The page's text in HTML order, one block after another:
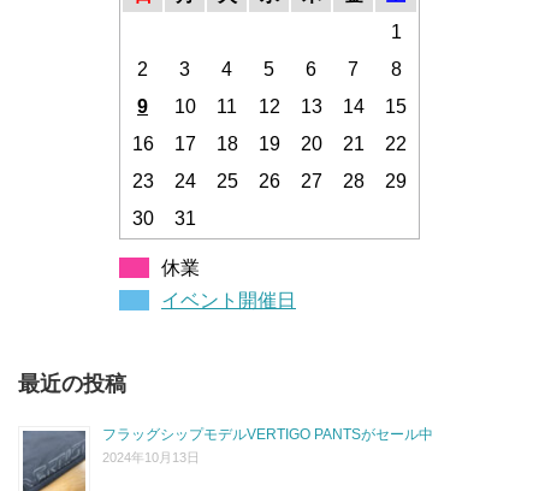
1
2
3 4 5 6 7
8
9
10 11 12 13 14
15
16
17 18 19 20 21
22
23
24 25 26 27 28
29
30
31
休業
イベント開催日
最近の投稿
フラッグシップモデルVERTIGO PANTSがセール中
2024年10月13日